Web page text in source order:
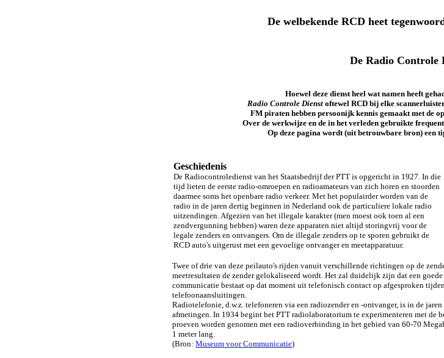
De welbekende RCD heet
De Radio Controle
Hoewel deze dienst heel wat namen heeft
Radio Controle Dienst oftewel RCD bij elke
FM piraten hebben persoonijk kennis gemaakt met de
Over de werkwijze en de in het verleden gebruikte
Op deze pagina wordt (uit betrouwbare bron) een
Geschiedenis
De Radiocontroledienst van het Staatsbedrijf der PTT is opgericht in 1927. In die
tijd lieten de eerste radio-omroepen en radioamateurs van zich horen en stoorden
daarmee soms het openbare radio verkeer. Met het populairder worden van de
radio in de jaren dertig beginnen in Nederland ook de particuliere lokale radio
uitzendingen. Afgezien van het illegale karakter (men moest ook toen al een
zendvergunning hebben) waren deze apparaten niet altijd storingvrij voor de
legale zenders en ontvangers. Om de illegale zenders op te sporen gebruikt de
RCD auto's uitgerust met een gevoelige ontvanger en meetapparatuur.
Twee of drie van deze peilauto's rijden vanuit verschillende richtingen op de
meetresultaten de zender gelokaliseerd wordt. Het zal duidelijk zijn dat een
communicatie bestaat op dat moment uit telefonisch contact op afgesproken
telefoonaansluitingen.
Radiotelefonie, d.w.z. telefoneren via een radiozender en -ontvanger, is in de
afmetingen. In 1934 begint het PTT radiolaboratorium te experimenteren met de
proeven worden genomen met een radioverbinding in het gebied van 60-70
1 meterlang.
(Bron: Museum voor Communicatie)